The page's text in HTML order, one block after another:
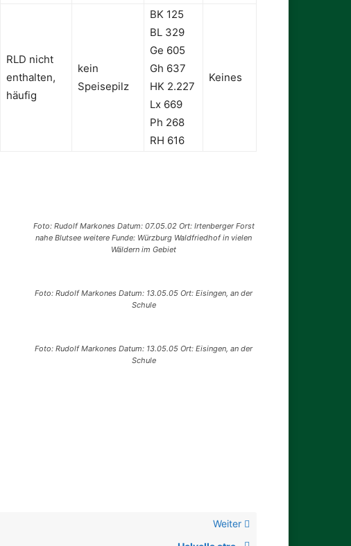
RLD nicht
enthalten,
häufig
kein
Speisepilz
BK 125
BL 329
Ge 605
Gh 637
HK 2.227
Lx 669
Ph 268
RH 616
Keines
Foto: Rudolf Markones Datum: 07.05.02 Ort: Irtenberger Forst
nahe Blutsee weitere Funde: Würzburg Waldfriedhof in vielen
Wäldern im Gebiet
Foto: Rudolf Markones Datum: 13.05.05 Ort: Eisingen, an der
Schule
Foto: Rudolf Markones Datum: 13.05.05 Ort: Eisingen, an der
Schule
Weiter